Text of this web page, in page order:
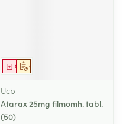
Op voorschrift
Geneesmiddel
Ucb
Atarax 25mg filmomh. tabl.
(50)